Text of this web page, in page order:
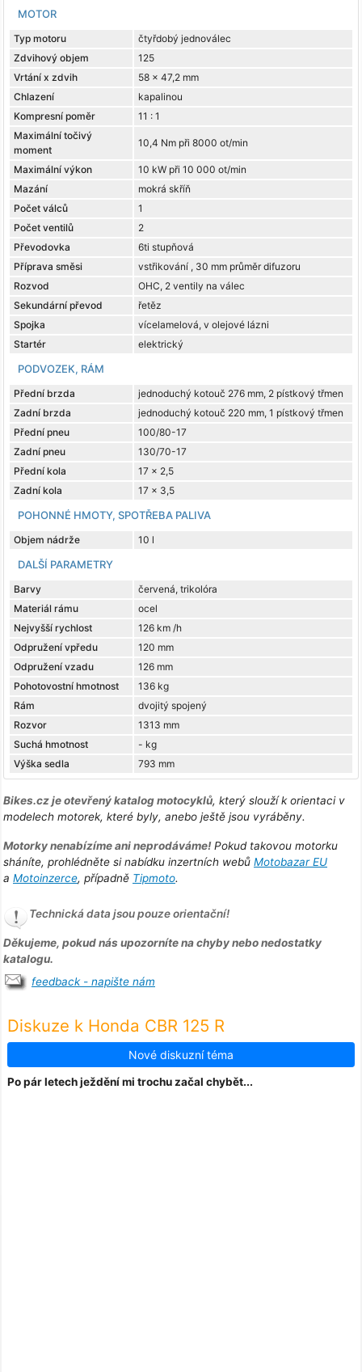
MOTOR
Typ motoru
čtyřdobý jednoválec
Zdvihový objem
125
Vrtání x zdvih
58 x 47,2 mm
Chlazení
kapalinou
Kompresní poměr
11 : 1
Maximální točivý
moment
10,4 Nm při 8000 ot/min
Maximální výkon
10 kW při 10 000 ot/min
Mazání
mokrá skříň
Počet válců
1
Počet ventilů
2
Převodovka
6ti stupňová
Příprava směsi
vstřikování , 30 mm průměr difuzoru
Rozvod
OHC, 2 ventily na válec
Sekundární převod
řetěz
Spojka
vícelamelová, v olejové lázni
Startér
elektrický
PODVOZEK, RÁM
Přední brzda
jednoduchý kotouč 276 mm, 2 pístkový třmen
Zadní brzda
jednoduchý kotouč 220 mm, 1 pístkový třmen
Přední pneu
100/80-17
Zadní pneu
130/70-17
Přední kola
17 x 2,5
Zadní kola
17 x 3,5
POHONNÉ HMOTY, SPOTŘEBA PALIVA
Objem nádrže 10 l
DALŠÍ PARAMETRY
Barvy
červená, trikolóra
Materiál rámu
ocel
Nejvyšší rychlost
126 km /h
Odpružení vpředu
120 mm
Odpružení vzadu
126 mm
Pohotovostní hmotnost
136 kg
Rám
dvojitý spojený
Rozvor
1313 mm
Suchá hmotnost
- kg
Výška sedla
793 mm
Bikes.cz je otevřený katalog motocyklů, který slouží k orientaci v
modelech motorek, které byly, anebo ještě jsou vyráběny.
Motorky nenabízíme ani neprodáváme!Pokud takovou motorku
sháníte, prohlédněte si nabídku inzertních webů Motobazar EU
a Motoinzerce, případně Tipmoto.
Technická data jsou pouze orientační!
Děkujeme, pokud nás upozorníte na chyby nebo nedostatky
katalogu.
feedback - napište nám
Diskuze k Honda CBR 125 R
Nové diskuzní téma
Po pár letech ježdění mi trochu začal chybět...